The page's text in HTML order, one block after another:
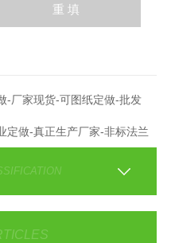
-厂家现货-可图纸定做-批发
定做-真正生产厂家-非标法兰